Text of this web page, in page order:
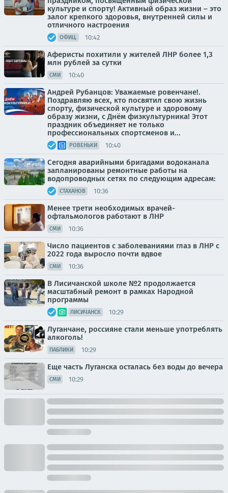
культуре и спорту! Активный образ жизни – это
залог крепкого здоровья, внутренней силы и
отличного настроения
ОФИЦ. 10:42
Аферисты похитили у жителей ЛНР более 1,3
млн рублей за сутки
СМИ 10:40
Андрей Рубанцов: Уважаемые ровенчане!.
Поздравляю всех, кто посвятил свою жизнь
спорту, физической культуре и здоровому
образу жизни, с Днём физкультурника! Этот
праздник объединяет не только
профессиональных спортсменов и...
РОВЕНЬКИ 10:40
Сегодня аварийными бригадами водоканала
запланированы ремонтные работы на
водопроводных сетях по следующим адресам:
СТАХАНОВ 10:36
Менее трети необходимых врачей-
офтальмологов работают в ЛНР
СМИ 10:36
Число пациентов с заболеваниями глаз в ЛНР с
2022 года выросло почти вдвое
СМИ 10:36
В Лисичанской школе №2 продолжается
масштабный ремонт в рамках Народной
программы
ЛИСИЧАНСК 10:29
Луганчане, россияне стали меньше употреблять
алкоголь!
ПАБЛИКИ 10:29
Еще часть Луганска осталась без воды до вечера
СМИ 10:29